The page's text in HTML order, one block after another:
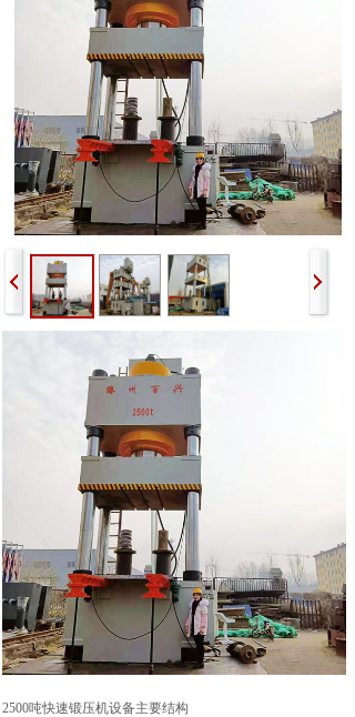
2500吨快速锻压机设备主要结构